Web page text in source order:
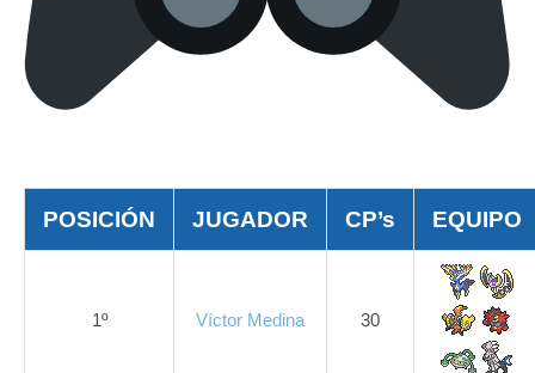
POSICIÓN JUGADOR CP’s EQUIPO
1º Víctor Medina 30